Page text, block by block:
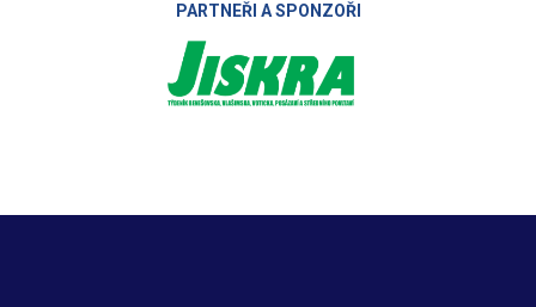
PARTNEŘI A SPONZOŘI